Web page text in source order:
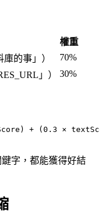
權重
的事」）
70%
」） 30%
+ (0.3 ×
字，都能獲得好結